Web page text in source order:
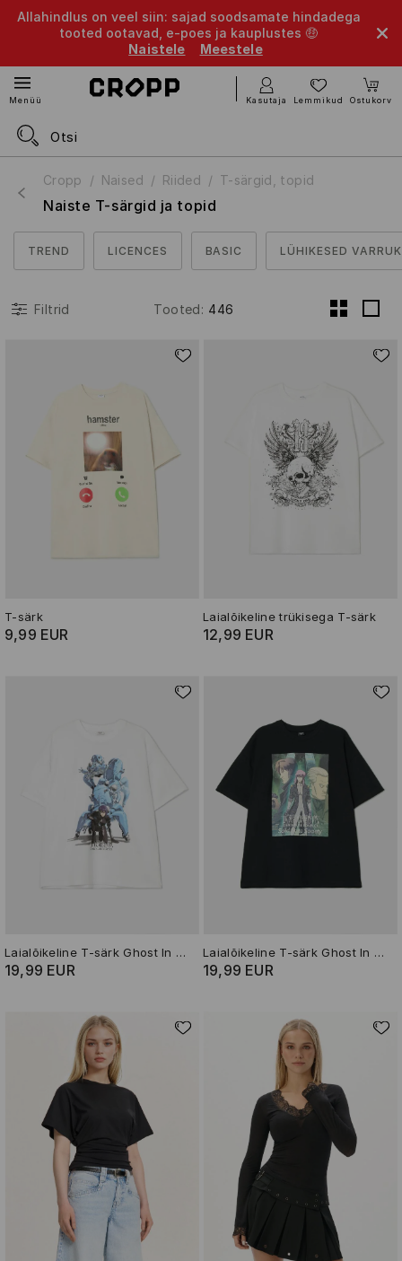
Allahindlus on veel siin: sajad soodsamate hindadega
tooted ootavad, e-poes ja kauplustes 🤑
Naistele
Meestele
Menüü Kasutaja Lemmikud Ostukorv
Cropp Naised Riided T-särgid, topid
Naiste T-särgid ja topid
TREND LICENCES BASIC LÜHIKESED
Filtrid Tooted: 446
T-särk
9,99 EUR
Laialõikeline trükisega T-särk
12,99 EUR
Laialõikeline T-särk Ghost In The Shell
19,99 EUR
Laialõikeline T-särk Ghost In The Shell
19,99 EUR